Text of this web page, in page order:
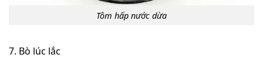
Tôm hấp nước dừa
7. Bò lúc lắc